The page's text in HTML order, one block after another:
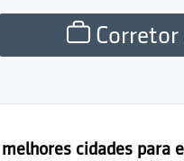
Corretor
melhores cidades para